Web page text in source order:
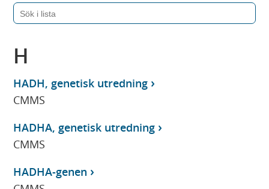
H
HADH, genetisk utredning
CMMS
HADHA, genetisk utredning
CMMS
HADHA-genen